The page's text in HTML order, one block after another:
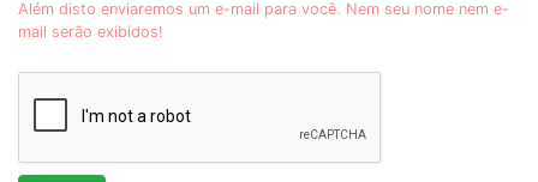
Além disto enviaremos um e-mail para você. Nem seu nome nem e-
mail serão exibidos!